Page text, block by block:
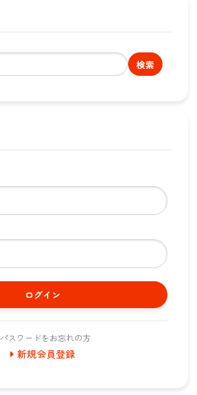
検索
ログイン
パスワードをお忘れの方
新規会員登録